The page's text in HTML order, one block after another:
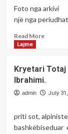
shqiptare
të
Një
nevojë
e
?
Foto nga
një nga
Read MoreRead
Kufitare
e
Morinit
një
nga
Lajme
Kryetari
Ibrahimi.
admin July
Kryetari i
priti sot,
bashkëbiseduar